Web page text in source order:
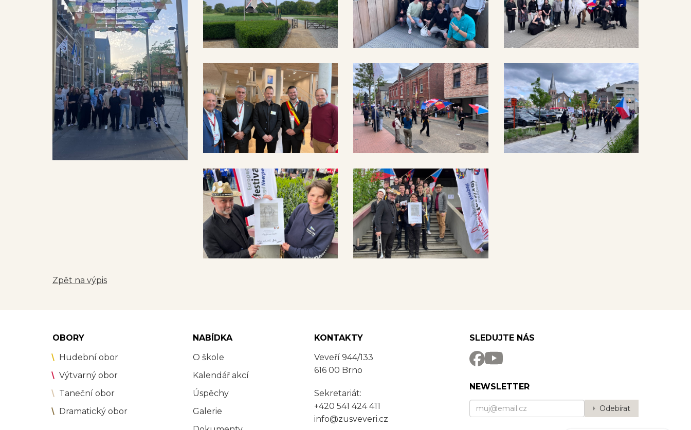
Zpět na výpis
OBORY
Hudební obor
Výtvarný obor
Taneční obor
Dramatický obor
NABÍDKA
O škole
Kalendář akcí
Úspěchy
Galerie
KONTAKTY
Veveří 944/133
616 00 Brno
Sekretariát:
+420 541 424 411
info@zusveveri.cz
SLEDUJTE NÁS
NEWSLETTER
Odebírat